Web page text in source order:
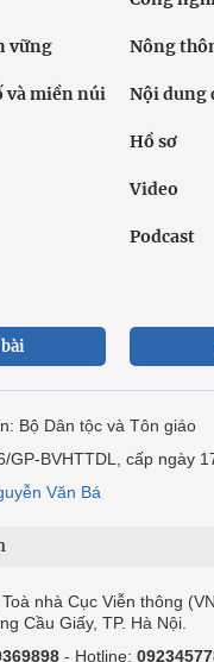
vững Nông
và miền núi Nội dung
Hồ sơ
Video
Podcast
Bộ Dân tộc và Tôn giáo
GP-BVHTTDL, cấp ngày
Văn Bá
nhà Cục Viễn thông
Cầu Giấy, TP. Hà Nội.
- Hotline: